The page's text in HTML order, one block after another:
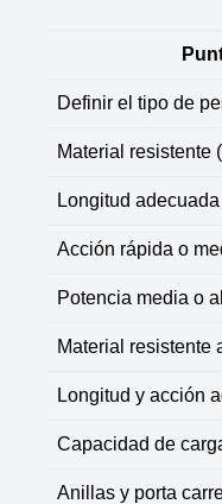
Definir el tipo de
Material resistente
Longitud adecuada
Acción rápida o
Potencia media o
Material resistente
Longitud y acción
Capacidad de
Anillas y porta